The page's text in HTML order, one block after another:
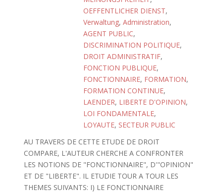
OEFFENTLICHER DIENST,
Verwaltung, Administration,
AGENT PUBLIC,
DISCRIMINATION POLITIQUE,
DROIT ADMINISTRATIF,
FONCTION PUBLIQUE,
FONCTIONNAIRE, FORMATION,
FORMATION CONTINUE,
LAENDER, LIBERTE D'OPINION,
LOI FONDAMENTALE,
LOYAUTE, SECTEUR PUBLIC
AU TRAVERS DE CETTE ETUDE DE DROIT
COMPARE, L'AUTEUR CHERCHE A CONFRONTER
LES NOTIONS DE "FONCTIONNAIRE", D'"OPINION"
ET DE "LIBERTE". IL ETUDIE TOUR A TOUR LES
THEMES SUIVANTS: I) LE FONCTIONNAIRE